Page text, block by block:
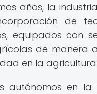
años, la
de
equipados con
de manera
en la agricultura.
autónomos en